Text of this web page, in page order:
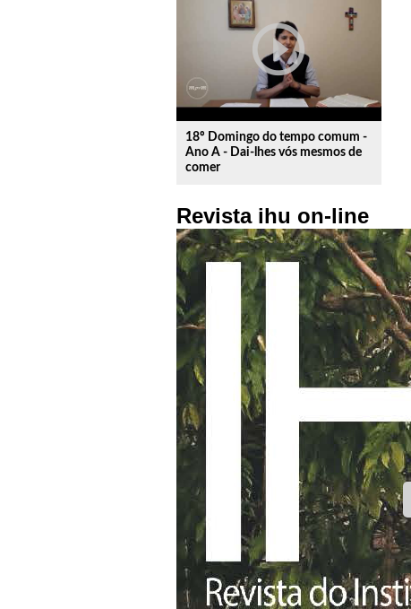
play_circle_outline
18º Domingo do tempo comum -
Ano A - Dai-lhes vós mesmos de
comer
Revista ihu on-line